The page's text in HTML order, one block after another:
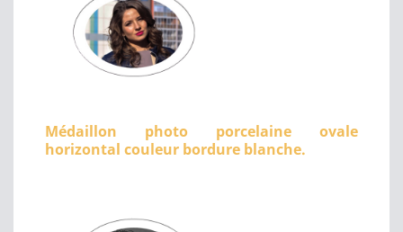
Médaillon photo porcelaine ovale
horizontal couleur bordure blanche.